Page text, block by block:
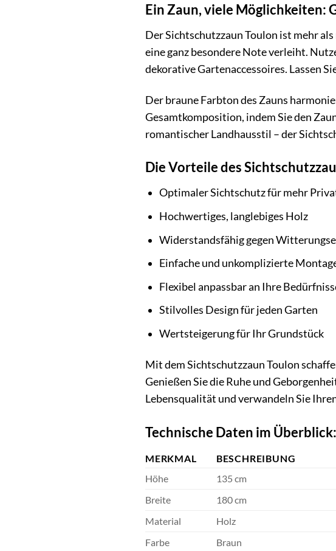
Ein Zaun, viele Möglichkeiten:
Der Sichtschutzzaun Toulon ist mehr
eine ganz besondere Note verleiht.
dekorative Gartenaccessoires. Lassen
Der braune Farbton des Zauns
Gesamtkomposition, indem Sie den
romantischer Landhausstil – der
Die Vorteile des
Optimaler Sichtschutz für mehr
Hochwertiges, langlebiges Holz
Widerstandsfähig gegen
Einfache und unkomplizierte
Flexibel anpassbar an Ihre
Stilvolles Design für jeden Garten
Wertsteigerung für Ihr Grundstück
Mit dem Sichtschutzzaun Toulon
Genießen Sie die Ruhe und
Lebensqualität und verwandeln Sie
Technische Daten im Überblick:
MERKMAL
BESCHREIBUNG
Höhe
135 cm
Breite
180 cm
Material
Holz
Farbe
Braun